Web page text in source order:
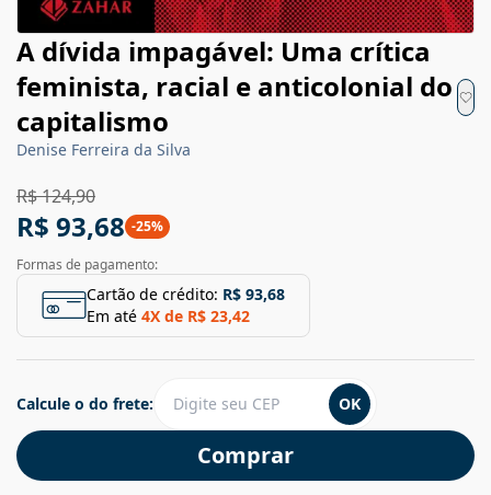
A dívida impagável: Uma crítica
feminista, racial e anticolonial do
capitalismo
Denise Ferreira da Silva
R$ 124,90
R$ 93,68 -25%
Formas de pagamento:
Cartão de crédito: R$ 93,68
Em até 4X de R$ 23,42
Comprar
Calcule o do frete: OK